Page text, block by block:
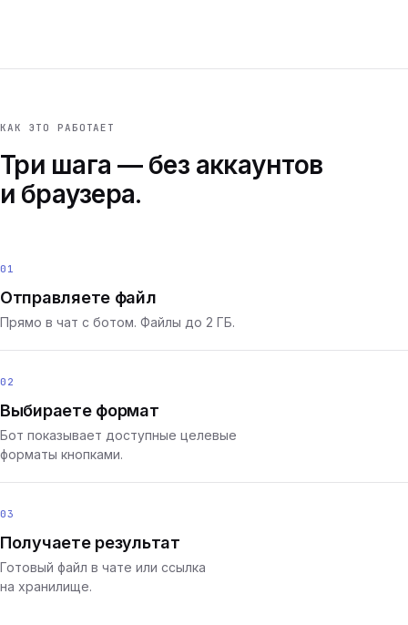
КАК ЭТО РАБОТАЕТ
Три шага — без аккаунтов
и браузера.
01
Отправляете файл
Прямо в чат с ботом. Файлы до 2 ГБ.
02
Выбираете формат
Бот показывает доступные целевые
форматы кнопками.
03
Получаете результат
Готовый файл в чате или ссылка
на хранилище.